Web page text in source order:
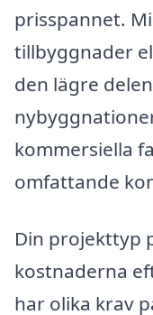
prisspannet.
tillbyggnader
den lägre
kommersiella
omfattande
Din projekttyp
kostnaderna
har olika krav